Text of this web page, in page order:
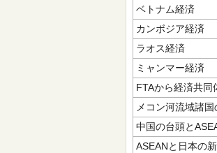
ベトナム経済
カンボジア経済
ラオス経済
ミャンマー経済
FTAから経済共同
メコン河流域諸
中国の台頭と
ASEANと日本の